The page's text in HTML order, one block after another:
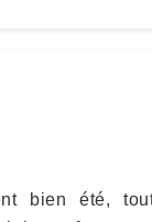
bien été,